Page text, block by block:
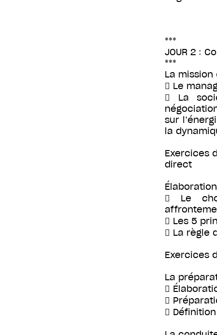
***
JOUR 2 :
***
La
 Le
 La
sur
la
Exercices
direct
 Le
 Les 5
 La règle
Exercices
La


